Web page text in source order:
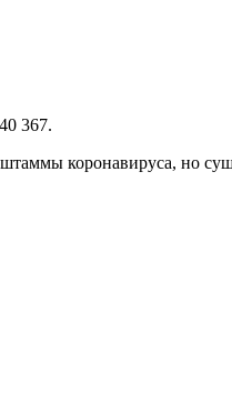
367.
коронавируса, но